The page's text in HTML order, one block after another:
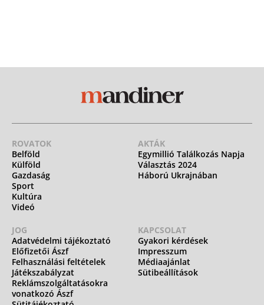
ROVATOK
Belföld
Külföld
Gazdaság
Sport
Kultúra
Videó
AKTÁK
Egymillió Találkozás Napja
Választás 2024
Háború Ukrajnában
JOG
Adatvédelmi tájékoztató
Előfizetői Ászf
Felhasználási feltételek
Játékszabályzat
Reklámszolgáltatásokra
vonatkozó Ászf
KAPCSOLAT
Gyakori kérdések
Impresszum
Médiaajánlat
Sütibeállítások